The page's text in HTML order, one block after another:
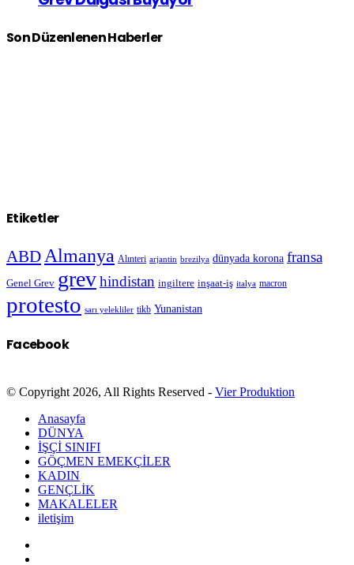
Son Düzenlenen Haberler
Etiketler
ABD Almanya Alınteri arjantin brezilya dünyada korona fransa
Genel Grev grevhindistan ingiltere inşaat-iş italya macron
protesto sarı yelekliler tikb Yunanistan
Facebook
© Copyright 2026, All Rights Reserved - Vier Produktion
Anasayfa
DÜNYA
İŞÇİ SINIFI
GÖÇMEN EMEKÇİLER
KADIN
GENÇLİK
MAKALELER
iletişim